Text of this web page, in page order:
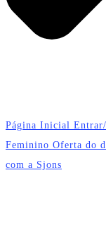
Página Inicial
Feminino Oferta do
com a Sjons